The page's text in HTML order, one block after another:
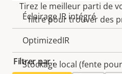
Description
de la
propriété
Valeur
la
Éclairage IR intégré
OptimizedIR
Stockage local (fente pour
Tirez le meilleur parti de
filtre pour trouver des
Filtrer par :